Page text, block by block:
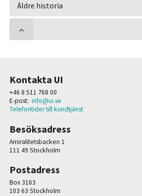
Äldre historia
Kontakta UI
+46 8 511 768 00
E-post: info@ui.se
Telefontider till kundtjänst
Besöksadress
Amiralitetsbacken 1
111 49 Stockholm
Postadress
Box 3163
103 63 Stockholm